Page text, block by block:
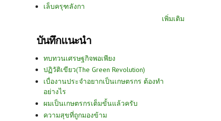
เล็บครุฑลังกา
เพิ่มเติม
บันทึกแนะนำ
ทบทวนเศรษฐกิจพอเพียง
ปฏิวัติเขียว(The Green Revolution)
เบื่องานประจำอยากเป็นเกษตรกร ต้องทำ
อย่างไร
ผมเป็นเกษตรกรเต็มขั้นแล้วครับ
ความสุขที่ถูกมองข้าม